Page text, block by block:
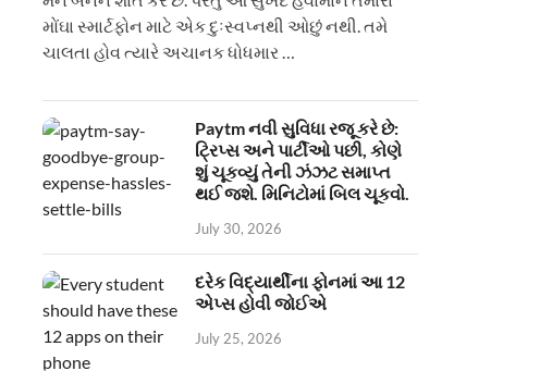
મોંઘા સ્માર્ટફોન માટે એક દુઃસ્વપ્નથી ઓછું નથી. તમે
ચાલતા હોવ ત્યારે અચાનક ધોધમાર …
Paytm નવી સુવિધા રજૂ કરે છે:
ટ્રિપ્સ અને પાર્ટીઓ પછી, કોણે
શું ચૂકવ્યું તેની ઝંઝટ સમાપ્ત
થઈ જશે. મિનિટોમાં બિલ ચૂકવો.
July 30, 2026
દરેક વિદ્યાર્થીના ફોનમાં આ 12
એપ્સ હોવી જોઈએ
July 25, 2026